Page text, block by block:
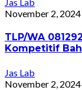
November 2, 2024
TLP/WA
Kompetitif
Jas Lab
November 2, 2024